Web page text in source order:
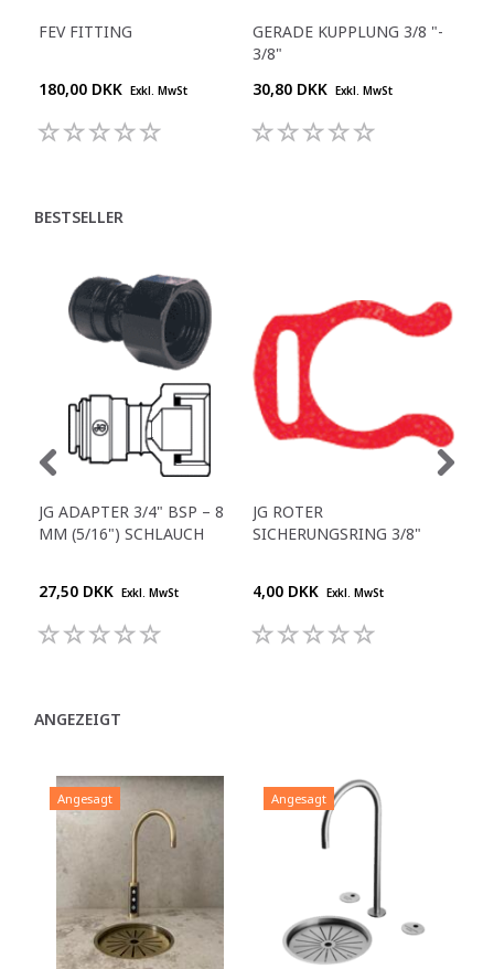
FEV FITTING
180,00 DKK Exkl. MwSt
GERADE KUPPLUNG 3/8 "-
3/8"
30,80 DKK Exkl. MwSt
BESTSELLER
JG ADAPTER 3/4" BSP – 8
MM (5/16") SCHLAUCH
27,50 DKK Exkl. MwSt
JG ROTER
SICHERUNGSRING 3/8"
4,00 DKK Exkl. MwSt
ANGEZEIGT
Angesagt Angesagt